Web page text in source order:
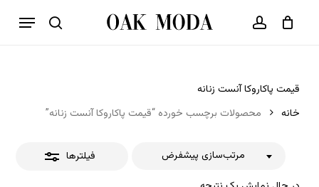
جستجو حساب کاربری
فهرست
سبد خرید بستن
قیمت پاکاروکا آنست زنانه
خانه
محصولات برچسب خورده “قیمت پاکاروکا آنست زنانه”
فیلترها
مرتب‌سازی پیشفرض
بستن